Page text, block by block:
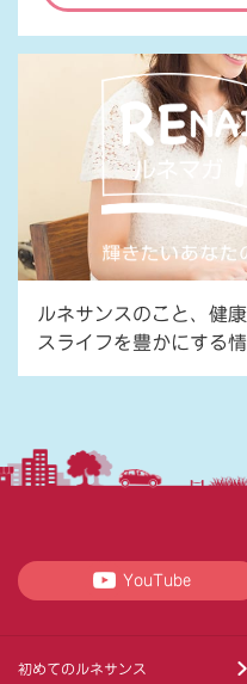
ルネサンスのこと、健
スライフを豊かにする
YouTube
初めてのルネサンス